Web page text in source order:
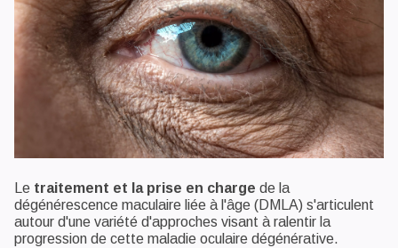
Le traitement et la prise en charge de la
dégénérescence maculaire liée à l'âge (DMLA) s'articulent
autour d'une variété d'approches visant à ralentir la
progression de cette maladie oculaire dégénérative.